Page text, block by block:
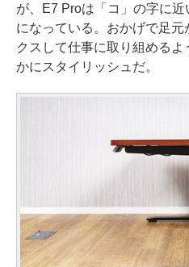
が、E7 Proは「コ」の字に
になっている。おかげで足
クスして仕事に取り組める
かにスタイリッシュだ。